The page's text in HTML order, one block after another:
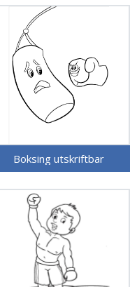
Boksing utskriftbar